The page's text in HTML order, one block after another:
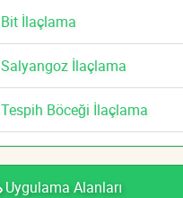
Bit İlaçlama
Salyangoz İlaçlama
Tespih Böceği İlaçlama
Uygulama Alanları